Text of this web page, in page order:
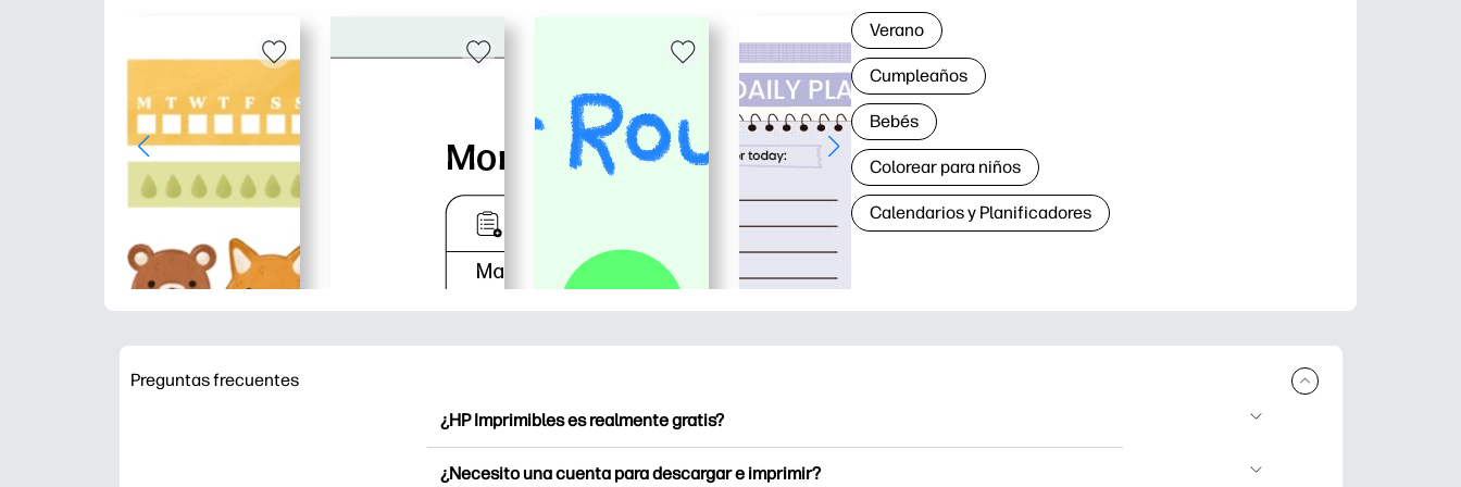
Verano
Cumpleaños
Bebés
Colorear para niños
Calendarios y Planificadores
Preguntas frecuentes
¿HP Imprimibles es realmente gratis?
¿Necesito una cuenta para descargar e imprimir?